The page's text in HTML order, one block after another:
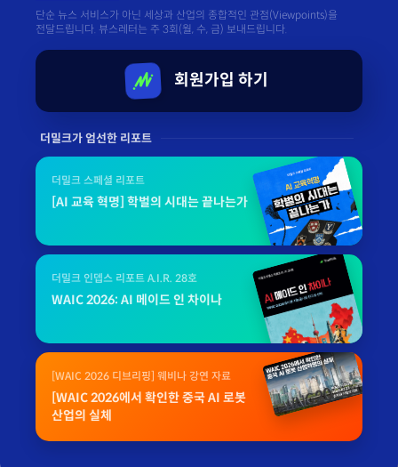
단순 뉴스 서비스가 아닌 세상과 산업의 종합적인 관점(Viewpoints)을
전달드립니다. 뷰스레터는 주 3회(월, 수, 금) 보내드립니다.
회원가입 하기
더밀크가 엄선한 리포트
더밀크 스페셜 리포트
[AI 교육 혁명] 학벌의 시대는 끝나는가
더밀크 인뎁스 리포트 A.I.R. 28호
WAIC 2026: AI 메이드 인 차이나
[WAIC 2026 디브리핑] 웨비나 강연 자료
[WAIC 2026에서 확인한 중국 AI 로봇
산업의 실체